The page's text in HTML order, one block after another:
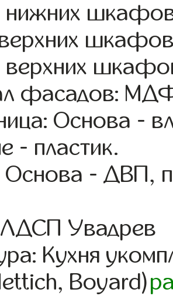
нижних
верхних
фасадов:
Основа -
- пластик.
- ДВП,
ЛДСП Увадрев
Кухня
Boyard)